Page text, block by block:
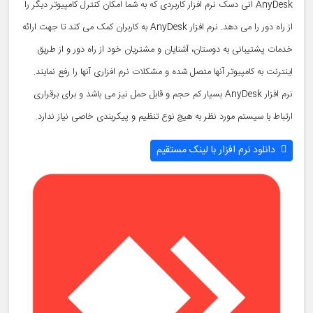
AnyDesk انی دسک نرم افزار کاربردی که به شما امکان کنترل کامپیوتر دیگر را
از راه دور را می دهد. نرم افزار AnyDesk به کاربران کمک می کند تا جهت ارائه
خدمات پشتیبانی به دوستان، آشنایان و مشتریان خود از راه دور و از طریق
اینترنت به کامپیوتر آنها متصل شده و مشکلات نرم افزاری آنها را رفع نمایند.
نرم افزار AnyDesk بسیار کم حجم و قابل حمل نیز می باشد و برای برقراری
ارتباط با سیستم مورد نظر به هیچ نوع تنظیم و پیکربندی خاصی نیاز ندارد.
دانلود نرم افزار با لینک مستقیم